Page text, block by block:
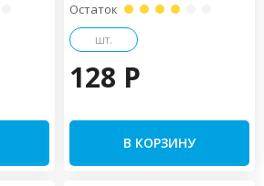
Остаток
шт.
128 P
В КОРЗИНУ